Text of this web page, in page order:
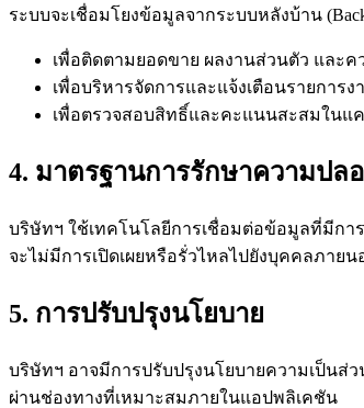
ระบบจะเชื่อมโยงข้อมูลจากระบบหลังบ้าน
เพื่อติดตามยอดขาย ผลงานส่วนตัว และค
เพื่อบริหารจัดการและแจ้งเตือนรายการ
เพื่อตรวจสอบสิทธิ์และคะแนนสะสมในแ
4. มาตรฐานการรักษาความปล
บริษัทฯ ใช้เทคโนโลยีการเชื่อมต่อข้อมูลที่มีกา
จะไม่มีการเปิดเผยหรือรั่วไหลไปยังบุคคลภายน
5. การปรับปรุงนโยบาย
บริษัทฯ อาจมีการปรับปรุงนโยบายความเป็นส่
ผ่านช่องทางที่เหมาะสมภายในแอปพลิเคชัน